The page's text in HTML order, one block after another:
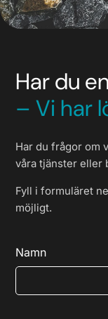
Har du
– Vi har
Har du frågor om
våra tjänster eller
Fyll i formuläret
möjligt.
Namn